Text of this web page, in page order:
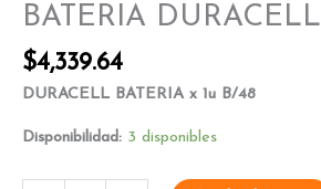
BATERIA DURACELL
$4,339.64
DURACELL BATERIA x 1u B/48
Disponibilidad: 3 disponibles